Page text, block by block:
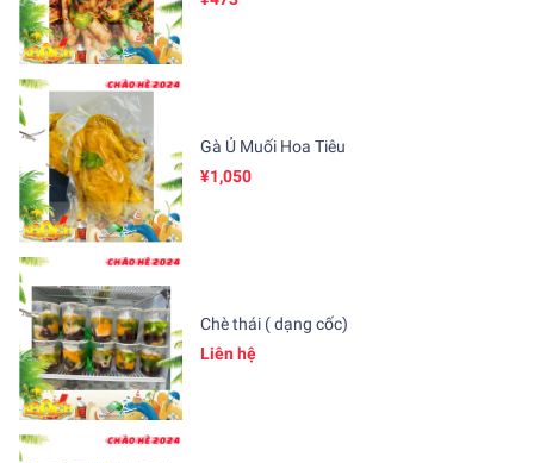
Gà Ủ Muối Hoa Tiêu
¥1,050
Chè thái ( dạng cốc)
Liên hệ